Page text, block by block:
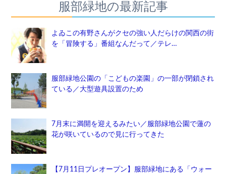
服部緑地の最新記事
よゐこの有野さんがクセの強い人だらけの関西の街
を「冒険する」番組なんだって／テレ…
服部緑地公園の「こどもの楽園」の一部が閉鎖され
ている／大型遊具設置のため
7月末に満開を迎えるみたい／服部緑地公園で蓮の
花が咲いているので見に行ってきた
【7月11日プレオープン】服部緑地にある「ウォー